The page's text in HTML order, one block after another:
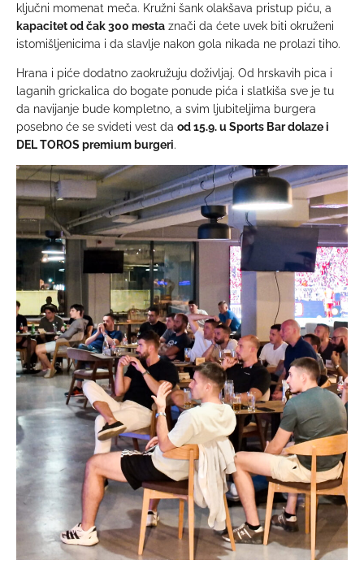
ključni momenat meča. Kružni šank olakšava pristup piću, a
kapacitet od čak 300 mesta znači da ćete uvek biti okruženi
istomišljenicima i da slavlje nakon gola nikada ne prolazi tiho.
Hrana i piće dodatno zaokružuju doživljaj. Od hrskavih pica i
laganih grickalica do bogate ponude pića i slatkiša sve je tu
da navijanje bude kompletno, a svim ljubiteljima burgera
posebno će se svideti vest da od 15.9. u Sports Bar dolaze i
DEL TOROS premium burgeri.